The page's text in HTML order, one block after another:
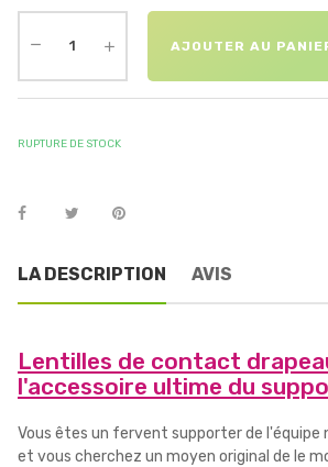
AJOUTER AU
RUPTURE DE STOCK
LA DESCRIPTION AVIS
Lentilles de contact
l'accessoire ultime du
Vous êtes un fervent supporter de l'équipe
et vous cherchez un moyen original de le